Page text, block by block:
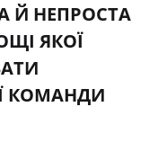
Й НЕПРОСТА
ЯКОЇ
КОМАНДИ